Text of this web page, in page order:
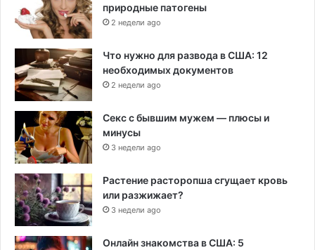
природные патогены
2 недели ago
Что нужно для развода в США: 12
необходимых документов
2 недели ago
Секс с бывшим мужем — плюсы и
минусы
3 недели ago
Растение расторопша сгущает кровь
или разжижает?
3 недели ago
Онлайн знакомства в США: 5